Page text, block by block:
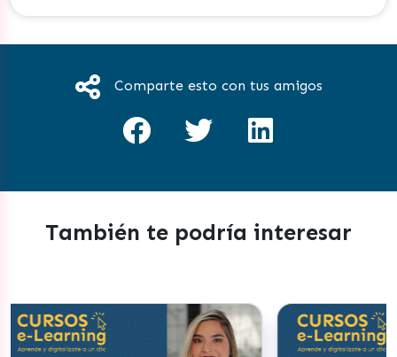
Comparte esto con tus amigos
También te podría interesar